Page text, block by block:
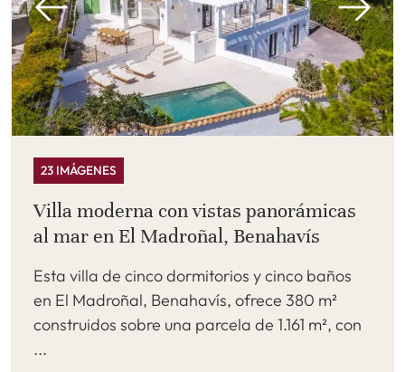
23 IMÁGENES
Villa moderna con vistas panorámicas
al mar en El Madroñal, Benahavís
Esta villa de cinco dormitorios y cinco baños
en El Madroñal, Benahavís, ofrece 380 m²
construidos sobre una parcela de 1.161 m², con
...